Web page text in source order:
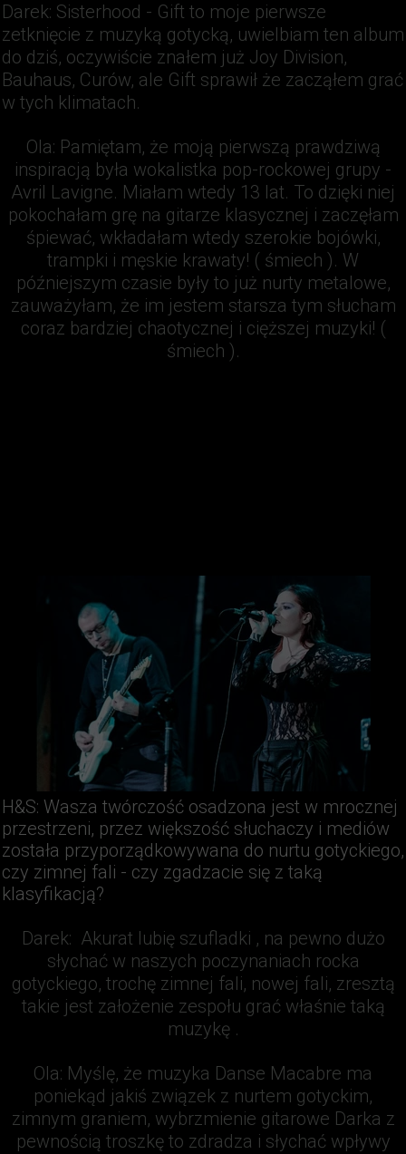
Darek: Sisterhood - Gift to moje pierwsze
zetknięcie z muzyką gotycką, uwielbiam ten album
do dziś, oczywiście znałem już Joy Division,
Bauhaus, Curów, ale Gift sprawił że zacząłem grać
w tych klimatach.
Ola: Pamiętam, że moją pierwszą prawdziwą
inspiracją była wokalistka pop-rockowej grupy -
Avril Lavigne. Miałam wtedy 13 lat. To dzięki niej
pokochałam grę na gitarze klasycznej i zaczęłam
śpiewać, wkładałam wtedy szerokie bojówki,
trampki i męskie krawaty! ( śmiech ). W
późniejszym czasie były to już nurty metalowe,
zauważyłam, że im jestem starsza tym słucham
coraz bardziej chaotycznej i cięższej muzyki! (
śmiech ).
H&S: Wasza twórczość osadzona jest w mrocznej
przestrzeni, przez większość słuchaczy i mediów
została przyporządkowywana do nurtu gotyckiego,
czy zimnej fali - czy zgadzacie się z taką
klasyfikacją?
Darek: Akurat lubię szufladki , na pewno dużo
słychać w naszych poczynaniach rocka
gotyckiego, trochę zimnej fali, nowej fali, zresztą
takie jest założenie zespołu grać właśnie taką
muzykę .
Ola: Myślę, że muzyka Danse Macabre ma
poniekąd jakiś związek z nurtem gotyckim,
zimnym graniem, wybrzmienie gitarowe Darka z
pewnością troszkę to zdradza i słychać wpływy